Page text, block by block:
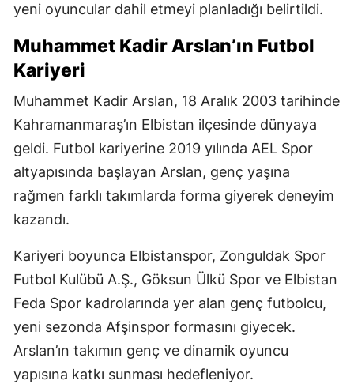
yeni oyuncular dahil etmeyi planladığı belirtildi.
Muhammet Kadir Arslan’ın Futbol
Kariyeri
Muhammet Kadir Arslan, 18 Aralık 2003 tarihinde
Kahramanmaraş’ın Elbistan ilçesinde dünyaya
geldi. Futbol kariyerine 2019 yılında AEL Spor
altyapısında başlayan Arslan, genç yaşına
rağmen farklı takımlarda forma giyerek deneyim
kazandı.
Kariyeri boyunca Elbistanspor, Zonguldak Spor
Futbol Kulübü A.Ş., Göksun Ülkü Spor ve Elbistan
Feda Spor kadrolarında yer alan genç futbolcu,
yeni sezonda Afşinspor formasını giyecek.
Arslan’ın takımın genç ve dinamik oyuncu
yapısına katkı sunması hedefleniyor.